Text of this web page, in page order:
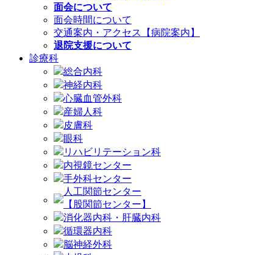
面会について
面会時間について
交通案内・アクセス【病院案内】
退院支援について
診療科
総合内科
神経内科
心臓血管外科
産婦人科
皮膚科
眼科
リハビリテーション科
内視鏡センター
手外科センター
人工関節センター
【股関節センター】
消化器内科・肝臓内科
循環器内科
脳神経外科